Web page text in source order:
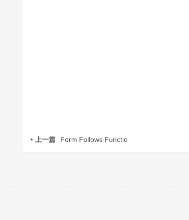
• 上一篇 Form Follows Functio